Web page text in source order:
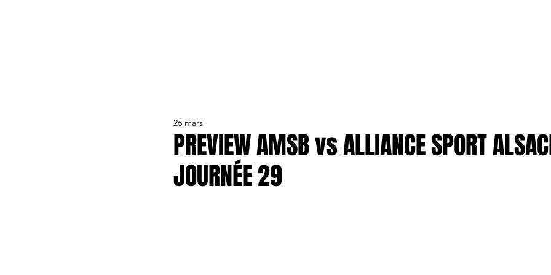
PREVIEW AMSB vs ALLIANCE SPORT
JOURNÉE 29
26 mars